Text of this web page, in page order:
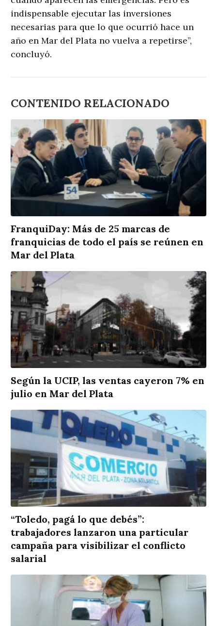
indispensable ejecutar las inversiones
necesarias para que lo que ocurrió hace un
año en Mar del Plata no vuelva a repetirse”,
concluyó.
CONTENIDO RELACIONADO
FranquiDay: Más de 25 marcas de
franquicias de todo el país se reúnen en
Mar del Plata
Según la UCIP, las ventas cayeron 7% en
julio en Mar del Plata
“Toledo, pagá lo que debés”:
trabajadores lanzaron una particular
campaña para visibilizar el conflicto
salarial